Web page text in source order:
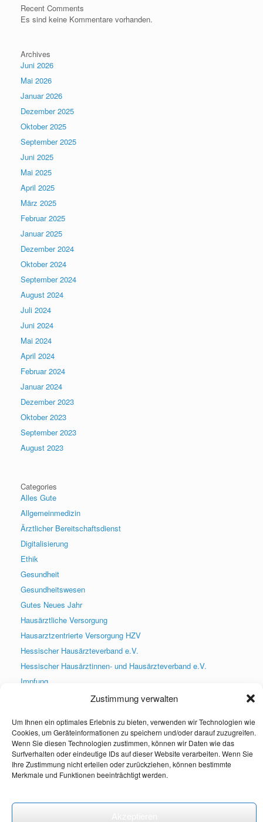
Zustimmung verwalten
Um Ihnen ein optimales Erlebnis zu bieten, verwenden wir Technologien wie
Cookies, um Geräteinformationen zu speichern und/oder darauf zuzugreifen.
Wenn Sie diesen Technologien zustimmen, können wir Daten wie das
Surfverhalten oder eindeutige IDs auf dieser Website verarbeiten. Wenn Sie
Ihre Zustimmung nicht erteilen oder zurückziehen, können bestimmte
Merkmale und Funktionen beeinträchtigt werden.
Recent Comments
Es sind keine Kommentare vorhanden.
Archives
Juni 2026
Mai 2026
Januar 2026
Dezember 2025
Oktober 2025
September 2025
Juni 2025
Mai 2025
April 2025
März 2025
Februar 2025
Januar 2025
Dezember 2024
Oktober 2024
September 2024
August 2024
Juli 2024
Juni 2024
Mai 2024
April 2024
Februar 2024
Januar 2024
Dezember 2023
Oktober 2023
September 2023
August 2023
Categories
Alles Gute
Allgemeinmedizin
Ärztlicher Bereitschaftsdienst
Digitalisierung
Ethik
Gesundheit
Gesundheitswesen
Gutes Neues Jahr
Hausärztliche Versorgung
Hausarztzentrierte Versorgung HZV
Hessischer Hausärzteverband e.V.
Hessischer Hausärztinnen- und Hausärzteverband e.V.
Impfung
Praxis wieder geöffnet
PraxisApp
Praxisneuigkeiten
Presse
Uncategorized